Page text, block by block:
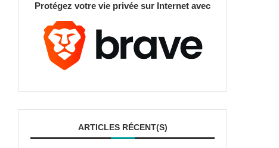
Protégez votre vie privée sur Internet avec
ARTICLES RÉCENT(S)